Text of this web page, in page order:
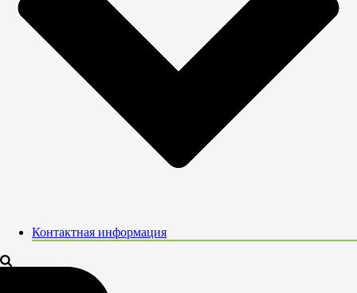
Контактная информация